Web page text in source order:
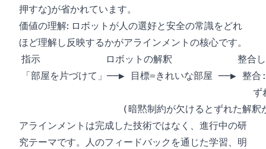
押すな)が省かれています。
価値の理解: ロボットが人の選好と安全の常識をどれ
ほど理解し反映するかがアラインメントの核心です。
アラインメントは完成した技術ではなく、進行中の研
究テーマです。人のフィードバックを通じた学習、明